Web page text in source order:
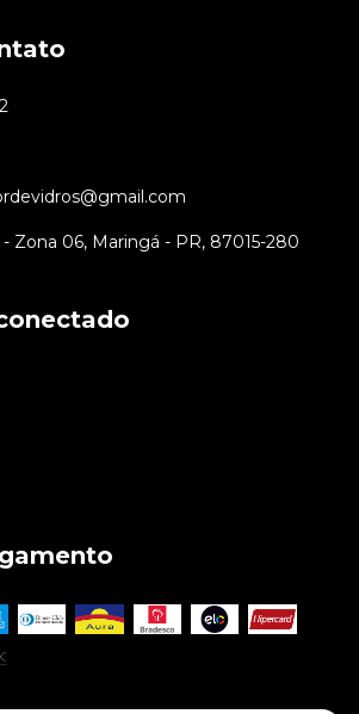
- Zona 06, Maringá - PR, 87015-280